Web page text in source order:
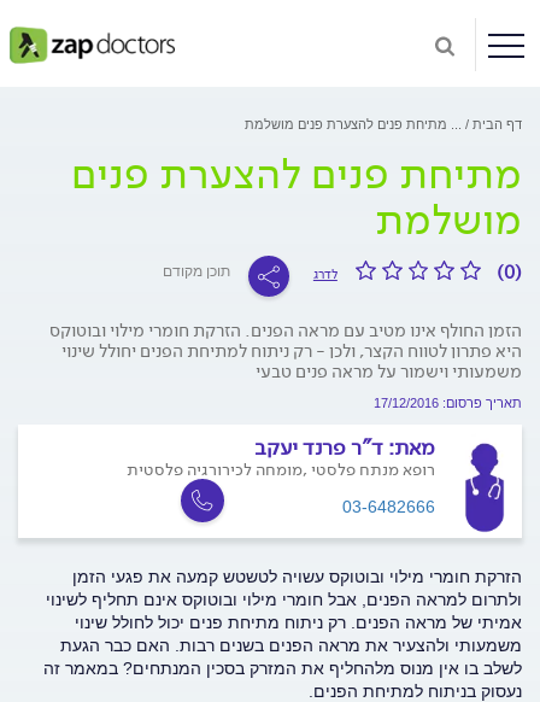
דף הבית מתיחת פנים להצערת פנים מושלמת
מתיחת פנים להצערת פנים
מושלמת
(0) לדרג תוכן מקודם
הזמן החולף אינו מטיב עם מראה הפנים. הזרקת חומרי מילוי ובוטוקס
היא פתרון לטווח הקצר, ולכן - רק ניתוח למתיחת הפנים יחולל שינוי
משמעותי וישמור על מראה פנים טבעי
תאריך פרסום: 17/12/2016
מאת: ד"ר פרנד יעקב
רופא מנתח פלסטי ,מומחה לכירורגיה פלסטית
03-6482666
הזרקת חומרי מילוי ובוטוקס עשויה לטשטש קמעה את פגעי הזמן
ולתרום למראה הפנים, אבל חומרי מילוי ובוטוקס אינם תחליף לשינוי
אמיתי של מראה הפנים. רק ניתוח מתיחת פנים יכול לחולל שינוי
משמעותי ולהצעיר את מראה הפנים בשנים רבות. האם כבר הגעת
לשלב בו אין מנוס מלהחליף את המזרק בסכין המנתחים? במאמר זה
נעסוק בניתוח למתיחת הפנים.